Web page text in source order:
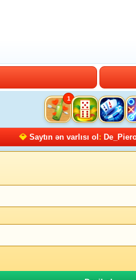
1
💎 Saytın ən varlısı ol :